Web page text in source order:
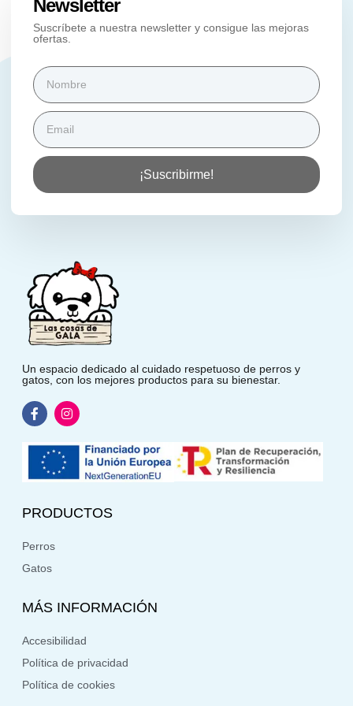
Newsletter
Suscríbete a nuestra newsletter y consigue las mejoras
ofertas.
¡Suscribirme!
Un espacio dedicado al cuidado respetuoso de perros y
gatos, con los mejores productos para su bienestar.
PRODUCTOS
Perros
Gatos
MÁS INFORMACIÓN
Accesibilidad
Política de privacidad
Política de cookies